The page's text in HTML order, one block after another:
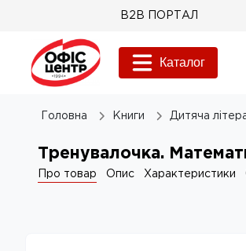
B2B ПОРТАЛ
Каталог
Головна Книги Дитяча
Тренувалочка.
Про товар Опис Характеристики